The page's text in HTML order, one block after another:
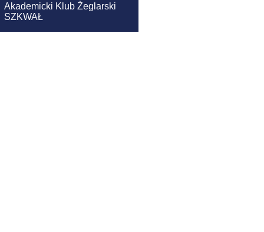
Akademicki Klub Żeglarski
SZKWAŁ